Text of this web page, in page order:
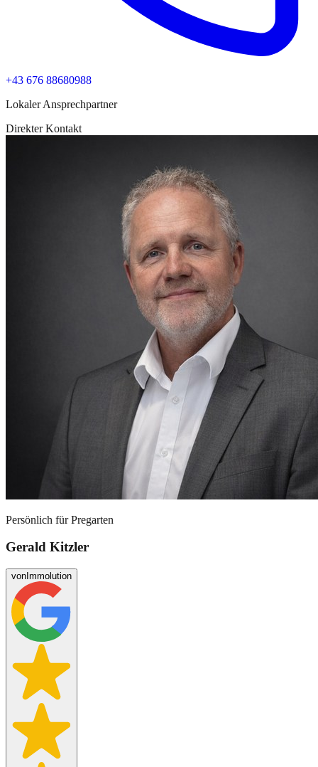
+43 676 88680988
Lokaler Ansprechpartner
Direkter Kontakt
Persönlich fürPregarten
Gerald Kitzler
von Immolution